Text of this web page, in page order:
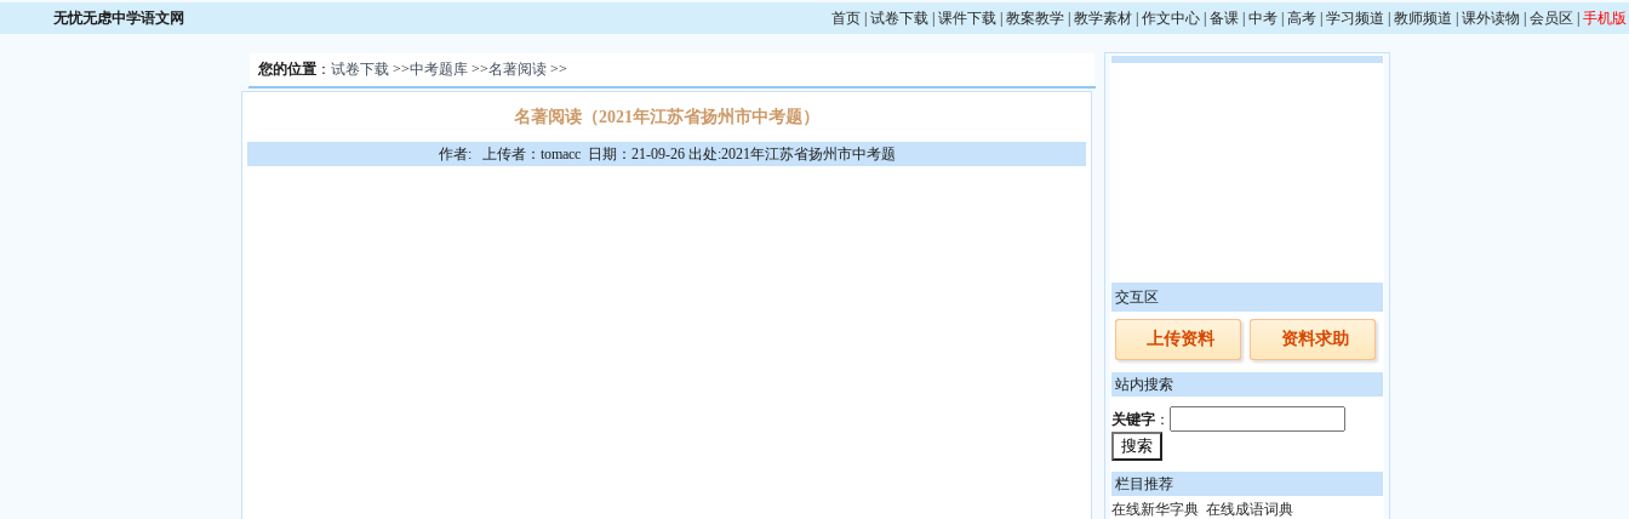
无忧无虑中学语文网 首页 试卷下载 课件下载 教案教学 教学素材 作文中心 备课 中考 高考 学习频道 教师频道 课外读物 会员区 手机版
您的位置： 试卷下载>>中考题库>>名著阅读>>
名著阅读（2021年江苏省扬州市中考题）
作者: 上传者：tomacc 日期：21-09-26 出处:2021年江苏省扬州市中考题
交互区
上传资料 资料求助
站内搜索
关键字 ：
栏目推荐
在线新华字典 在线成语词典